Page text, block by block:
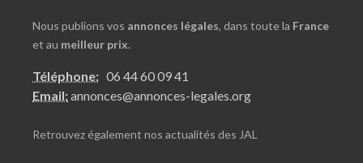
Nous publions vos annonces légales, dans toute la France
et au meilleur prix.
Téléphone: 06 44 60 09 41
Email:annonces@annonces-legales.org
Retrouvez également nos actualités des JAL